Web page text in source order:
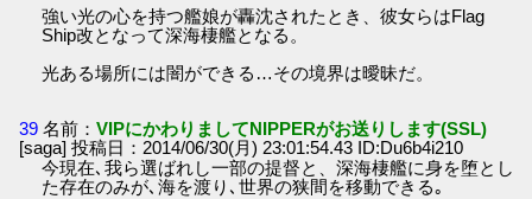
強い光の心を持つ艦娘が轟沈されたとき、彼女らはFlag
Ship改となって深海棲艦となる。
光ある場所には闇ができる…その境界は曖昧だ。
39 名前：VIPにかわりましてNIPPERがお送りします(SSL)
[saga] 投稿日：2014/06/30(月) 23:01:54.43 ID:Du6b4i210
今現在､我ら選ばれし一部の提督と、深海棲艦に身を堕とし
た存在のみが､海を渡り､世界の狭間を移動できる｡